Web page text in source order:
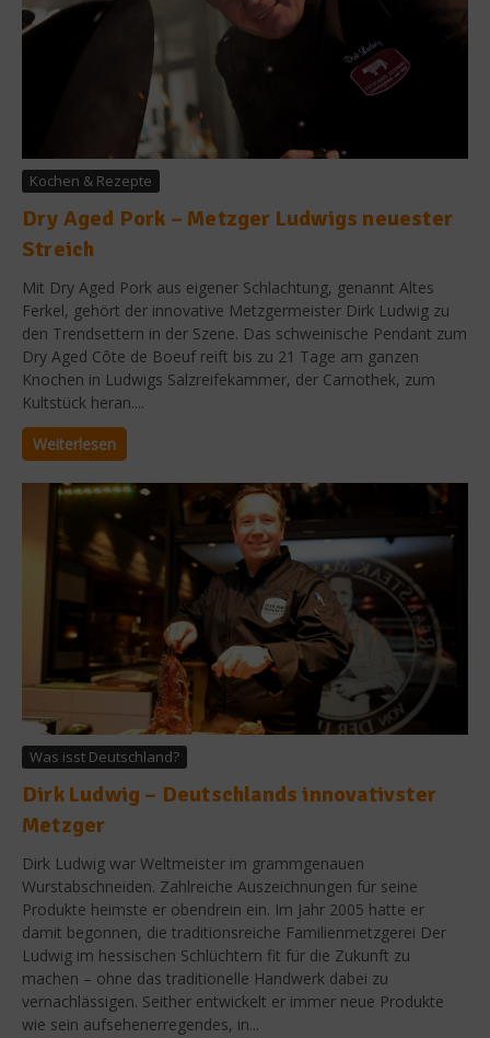
Kochen & Rezepte
Dry Aged Pork – Metzger Ludwigs neuester
Streich
Mit Dry Aged Pork aus eigener Schlachtung, genannt Altes
Ferkel, gehört der innovative Metzgermeister Dirk Ludwig zu
den Trendsettern in der Szene. Das schweinische Pendant zum
Dry Aged Côte de Boeuf reift bis zu 21 Tage am ganzen
Knochen in Ludwigs Salzreifekammer, der Carnothek, zum
Kultstück heran....
Weiterlesen
Was isst Deutschland?
Dirk Ludwig – Deutschlands innovativster
Metzger
Dirk Ludwig war Weltmeister im grammgenauen
Wurstabschneiden. Zahlreiche Auszeichnungen für seine
Produkte heimste er obendrein ein. Im Jahr 2005 hatte er
damit begonnen, die traditionsreiche Familienmetzgerei Der
Ludwig im hessischen Schlüchtern fit für die Zukunft zu
machen – ohne das traditionelle Handwerk dabei zu
vernachlässigen. Seither entwickelt er immer neue Produkte
wie sein aufsehenerregendes, in...